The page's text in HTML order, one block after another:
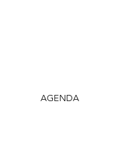
AGENDA